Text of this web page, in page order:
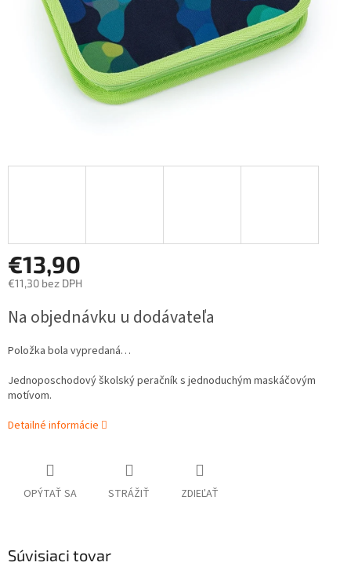
€13,90
€11,30 bez DPH
cena:
Na objednávku u dodávateľa
Položka bola vypredaná…
Jednoposchodový školský peračník s jednoduchým maskáčovým
motívom.
Detailné informácie
OPÝTAŤ SA STRÁŽIŤ ZDIEĽAŤ
Súvisiaci tovar